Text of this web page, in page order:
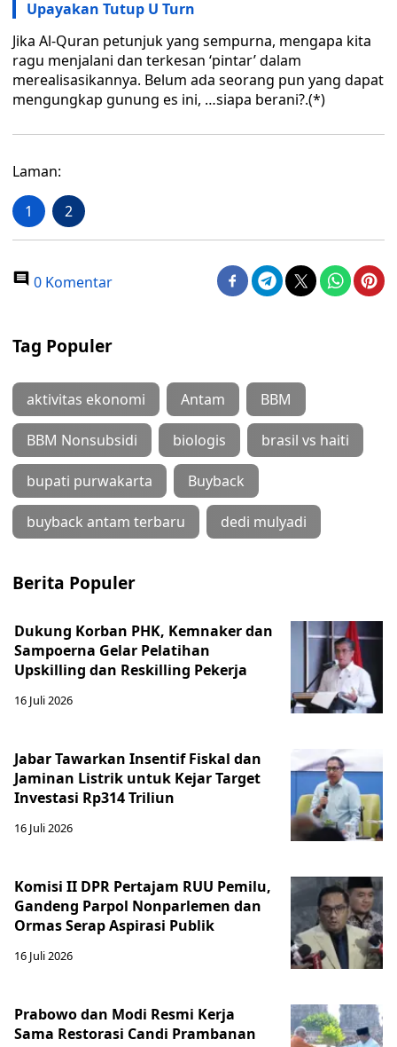
Upayakan Tutup U Turn
Jika Al-Quran petunjuk yang sempurna, mengapa kita
ragu menjalani dan terkesan ‘pintar’ dalam
merealisasikannya. Belum ada seorang pun yang dapat
mengungkap gunung es ini, …siapa berani?.(*)
Laman:
1 2
0 Komentar
Tag Populer
aktivitas ekonomi Antam BBM
BBM Nonsubsidi biologis brasil vs haiti
bupati purwakarta Buyback
buyback antam terbaru dedi mulyadi
Berita Populer
Dukung Korban PHK, Kemnaker dan
Sampoerna Gelar Pelatihan
Upskilling dan Reskilling Pekerja
16 Juli 2026
Jabar Tawarkan Insentif Fiskal dan
Jaminan Listrik untuk Kejar Target
Investasi Rp314 Triliun
16 Juli 2026
Komisi II DPR Pertajam RUU Pemilu,
Gandeng Parpol Nonparlemen dan
Ormas Serap Aspirasi Publik
16 Juli 2026
Prabowo dan Modi Resmi Kerja
Sama Restorasi Candi Prambanan